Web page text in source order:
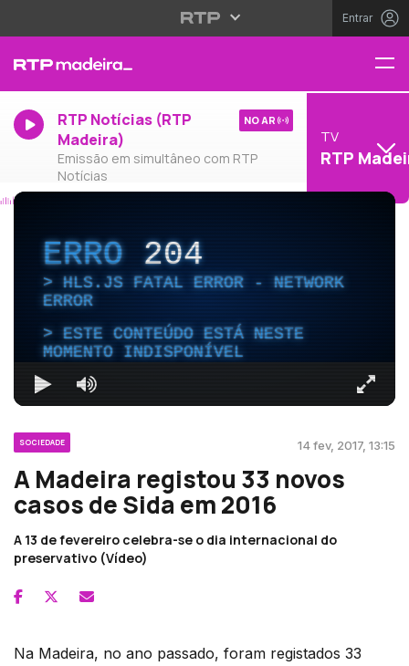
Entrar
RTP Notícias (RTP
Madeira)
Emissão em simultâneo com RTP
Notícias
NO AR
TV
RTP
ERRO204
HLS.JS FATAL ERROR - NETWORK
ERROR
ESTE CONTEÚDO ESTÁ NESTE
MOMENTO INDISPONÍVEL
SOCIEDADE 14 fev, 2017, 13:15
A Madeira registou 33 novos
casos de Sida em 2016
A 13 de fevereiro celebra-se o dia internacional do
preservativo (Vídeo)
Na Madeira, no ano passado, foram registados 33